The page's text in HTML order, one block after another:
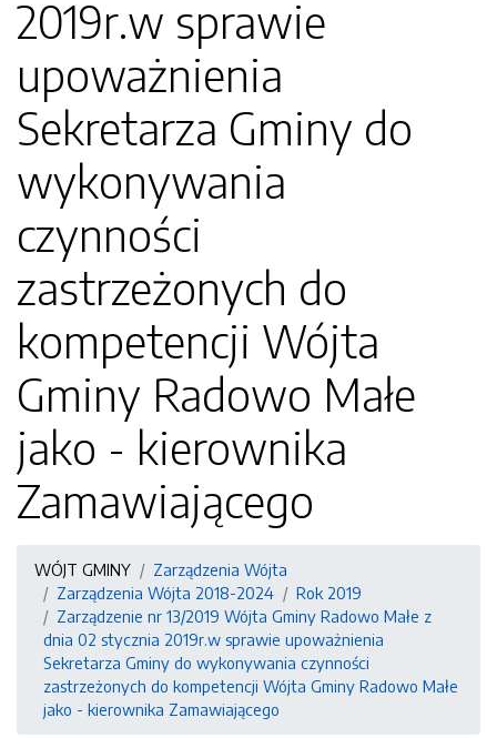
2019r.w sprawie
upoważnienia
Sekretarza Gminy do
wykonywania
czynności
zastrzeżonych do
kompetencji Wójta
Gminy Radowo Małe
jako - kierownika
Zamawiającego
WÓJT GMINY
Zarządzenia Wójta
Zarządzenia Wójta 2018-2024
Rok 2019
Zarządzenie nr 13/2019 Wójta Gminy Radowo Małe z
dnia 02 stycznia 2019r.w sprawie upoważnienia
Sekretarza Gminy do wykonywania czynności
zastrzeżonych do kompetencji Wójta Gminy Radowo Małe
jako - kierownika Zamawiającego